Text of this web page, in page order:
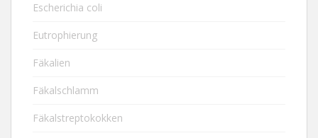
Escherichia coli
Eutrophierung
Fäkalien
Fäkalschlamm
Fäkalstreptokokken